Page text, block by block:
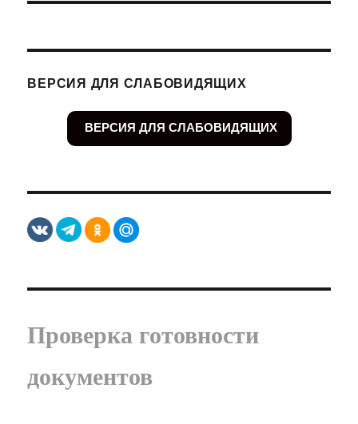
ВЕРСИЯ ДЛЯ СЛАБОВИДЯЩИХ
ВЕРСИЯ ДЛЯ СЛАБОВИДЯЩИХ
Проверка готовности
документов